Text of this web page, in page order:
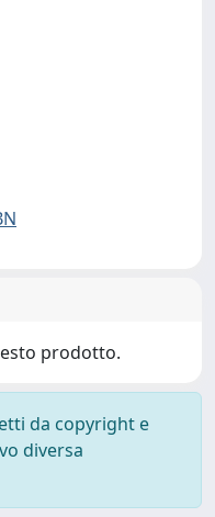
prodotto.
da copyright e
diversa